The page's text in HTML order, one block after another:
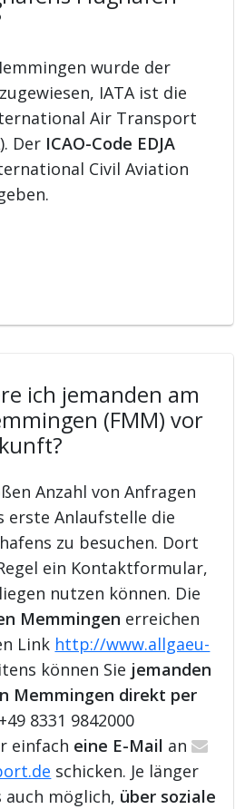
wurde der
zugewiesen, IATA ist die
Air Transport
Der ICAO-Code EDJA
Civil Aviation
ich jemanden am
(FMM) vor
Anzahl von Anfragen
erste Anlaufstelle die
zu besuchen. Dort
ein Kontaktformular,
nutzen können. Die
Memmingen erreichen
Link http://www.allgaeu-
können Sie jemanden
Memmingen direkt per
8331 9842000
einfach eine E-Mail an
schicken. Je länger
möglich, über soziale